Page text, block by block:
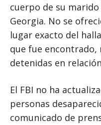
cuerpo de su
Georgia. No se
lugar exacto del
que fue encontrado,
detenidas en
El FBI no ha
personas
comunicado de